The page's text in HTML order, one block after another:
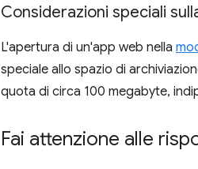
Considerazioni speciali
L'apertura di un'app web nella
speciale allo spazio di
quota di circa 100 megabyte,
Fai attenzione alle